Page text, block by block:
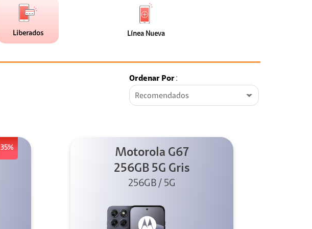
faceta
Liberados
de
faceta
Línea Nueva
Nueva
(0)
Ordenar Por:
Recomendados
35%
Motorola G67
256GB 5G Gris
256GB / 5G